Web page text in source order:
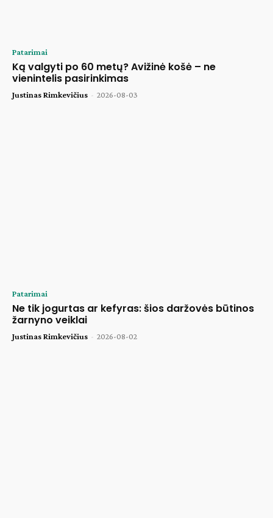
Patarimai
Ką valgyti po 60 metų? Avižinė košė – ne
vienintelis pasirinkimas
Justinas Rimkevičius - 2026-08-03
Patarimai
Ne tik jogurtas ar kefyras: šios daržovės būtinos
žarnyno veiklai
Justinas Rimkevičius - 2026-08-02